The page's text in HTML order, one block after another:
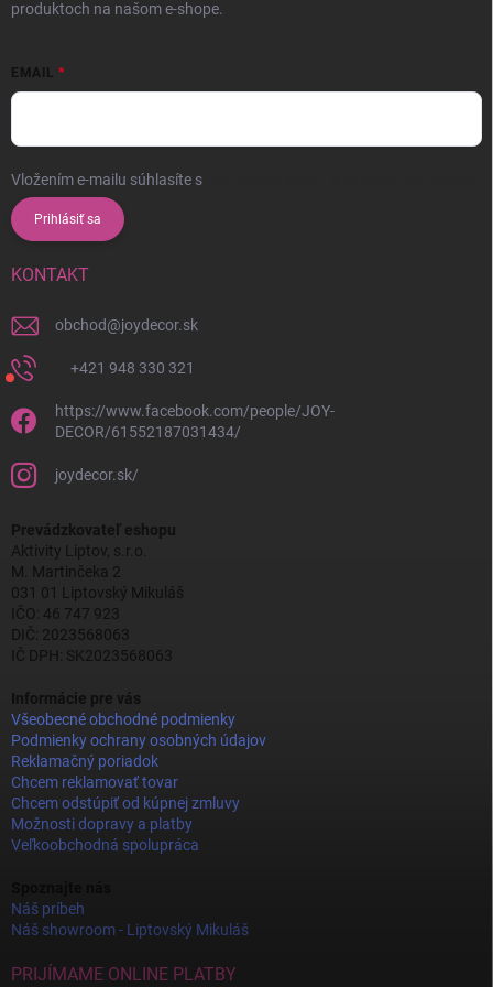
produktoch na našom e-shope.
EMAIL
Vložením e-mailu súhlasíte s
Prihlásiť sa
KONTAKT
obchod@joydecor.sk
+421 948 330 321
https://www.facebook.com/people/JOY-
DECOR/61552187031434/
joydecor.sk/
Prevádzkovateľ eshopu
Aktivity Liptov, s.r.o.
M. Martinčeka 2
031 01 Liptovský Mikuláš
IČO: 46 747 923
DIČ: 2023568063
IČ DPH: SK2023568063
Informácie pre vás
Všeobecné obchodné podmienky
Podmienky ochrany osobných údajov
Reklamačný poriadok
Chcem reklamovať tovar
Chcem odstúpiť od kúpnej zmluvy
Možnosti dopravy a platby
Veľkoobchodná spolupráca
Náš príbeh
Náš showroom - Liptovský Mikuláš
PRIJÍMAME ONLINE PLATBY